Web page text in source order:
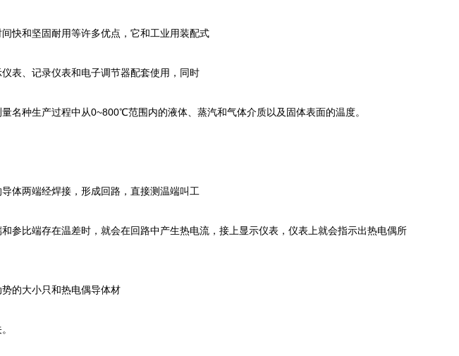
快和坚固耐用等许多优点，它和工业用装配式
表、记录仪表和电子调节器配套使用，同时
种生产过程中从0~800℃范围内的液体、蒸汽和气体介质以及固体表面的温度。
端经焊接，形成回路，直接测温端叫工
和参比端存在温差时，就会在回路中产生热电流，接上显示仪表，仪表上就会指示出热电偶所
势的大小只和热电偶导体材